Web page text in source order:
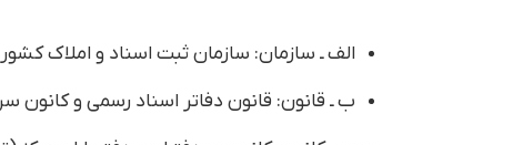
الف‌ ـ سازمان: سازمان ثبت اسناد و املاک
ب‌ ـ قانون: قانون دفاتر اسناد رسمی و کانون سردفتران و دفتریاران